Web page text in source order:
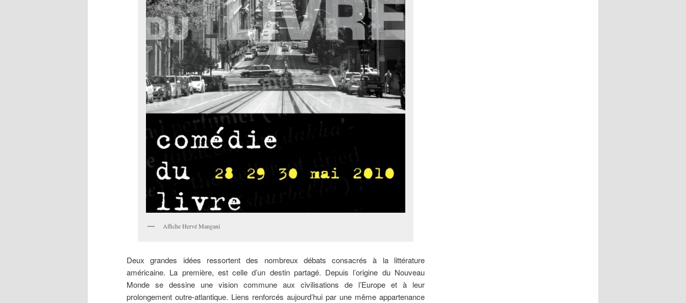
Affiche Hervé Mangani
Deuxgrandes idées ressortent des nombreux débats consacrés à la littérature
américaine. La première, est celle d’un destin partagé. Depuis l’origine du Nouveau
Monde se dessine une vision commune aux civilisations de l’Europe et à leur
prolongement outre-atlantique. Liens renforcés aujourd’hui par une même appartenance